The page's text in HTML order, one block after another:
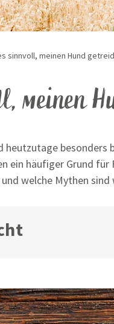
sinnvoll, meinen Hund
meinen
besonders
ein häufiger Grund
welche Mythen sind